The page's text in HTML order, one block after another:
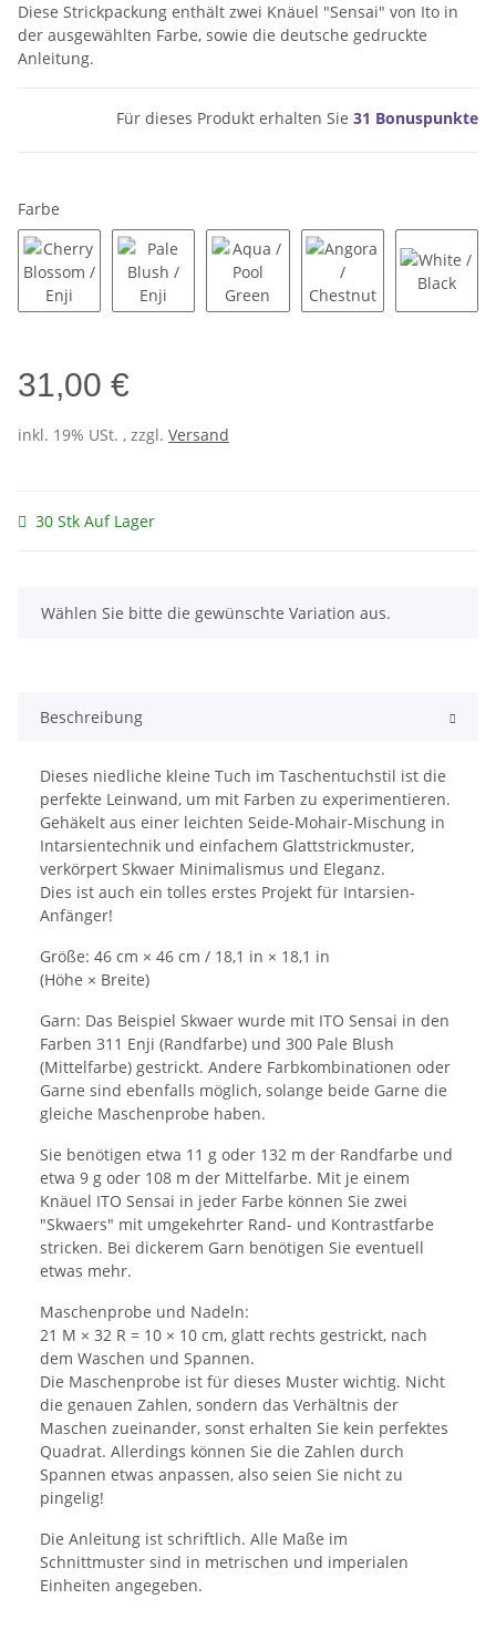
Diese Strickpackung enthält zwei Knäuel "Sensai" von Ito in
der ausgewählten Farbe, sowie die deutsche gedruckte
Anleitung.
Für dieses Produkt erhalten Sie 31 Bonuspunkte
Farbe
31,00 €
inkl. 19% USt. , zzgl. Versand
30 Stk Auf Lager
x
Wählen Sie bitte die gewünschte Variation aus.
Beschreibung
Dieses niedliche kleine Tuch im Taschentuchstil ist die
perfekte Leinwand, um mit Farben zu experimentieren.
Gehäkelt aus einer leichten Seide-Mohair-Mischung in
Intarsientechnik und einfachem Glattstrickmuster,
verkörpert Skwaer Minimalismus und Eleganz.
Dies ist auch ein tolles erstes Projekt für Intarsien-
Anfänger!
Größe: 46 cm × 46 cm / 18,1 in × 18,1 in
(Höhe × Breite)
Garn: Das Beispiel Skwaer wurde mit ITO Sensai in den
Farben 311 Enji (Randfarbe) und 300 Pale Blush
(Mittelfarbe) gestrickt. Andere Farbkombinationen oder
Garne sind ebenfalls möglich, solange beide Garne die
gleiche Maschenprobe haben.
Sie benötigen etwa 11 g oder 132 m der Randfarbe und
etwa 9 g oder 108 m der Mittelfarbe. Mit je einem
Knäuel ITO Sensai in jeder Farbe können Sie zwei
"Skwaers" mit umgekehrter Rand- und Kontrastfarbe
stricken. Bei dickerem Garn benötigen Sie eventuell
etwas mehr.
Maschenprobe und Nadeln:
21 M × 32 R = 10 × 10 cm, glatt rechts gestrickt, nach
dem Waschen und Spannen.
Die Maschenprobe ist für dieses Muster wichtig. Nicht
die genauen Zahlen, sondern das Verhältnis der
Maschen zueinander, sonst erhalten Sie kein perfektes
Quadrat. Allerdings können Sie die Zahlen durch
Spannen etwas anpassen, also seien Sie nicht zu
pingelig!
Die Anleitung ist schriftlich. Alle Maße im
Schnittmuster sind in metrischen und imperialen
Einheiten angegeben.